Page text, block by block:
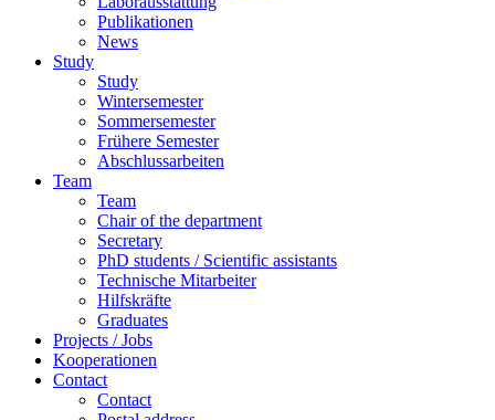
Publikationen
News
Study
Study
Wintersemester
Sommersemester
Frühere Semester
Abschlussarbeiten
Team
Team
Chair of the department
Secretary
PhD students / Scientific assistants
Technische Mitarbeiter
Hilfskräfte
Graduates
Projects / Jobs
Kooperationen
Contact
Contact